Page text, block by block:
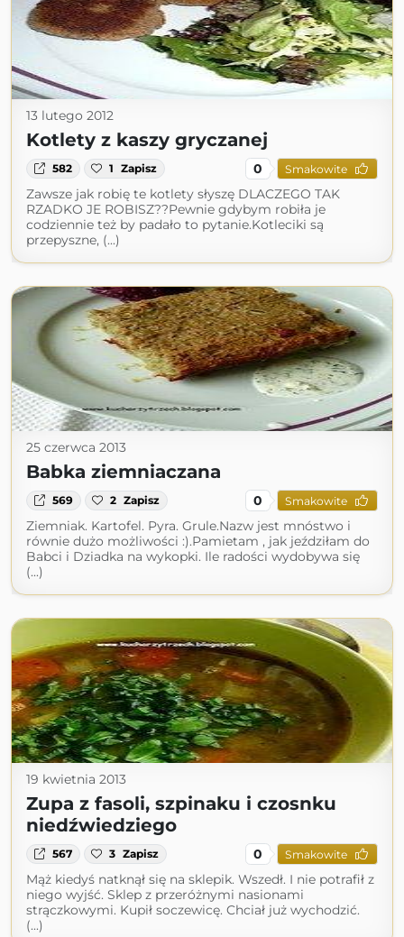
13 lutego 2012
Kotlety z kaszy gryczanej
582 1 Zapisz 0 Smakowite
Zawsze jak robię te kotlety słyszę DLACZEGO TAK
RZADKO JE ROBISZ??Pewnie gdybym robiła je
codziennie też by padało to pytanie.Kotleciki są
przepyszne, (...)
25 czerwca 2013
Babka ziemniaczana
569 2 Zapisz 0 Smakowite
Ziemniak. Kartofel. Pyra. Grule.Nazw jest mnóstwo i
równie dużo możliwości :).Pamietam , jak jeździłam do
Babci i Dziadka na wykopki. Ile radości wydobywa się
(...)
19 kwietnia 2013
Zupa z fasoli, szpinaku i czosnku
niedźwiedziego
567 3 Zapisz 0 Smakowite
Mąż kiedyś natknął się na sklepik. Wszedł. I nie potrafił z
niego wyjść. Sklep z przeróżnymi nasionami
strączkowymi. Kupił soczewicę. Chciał już wychodzić.
(...)